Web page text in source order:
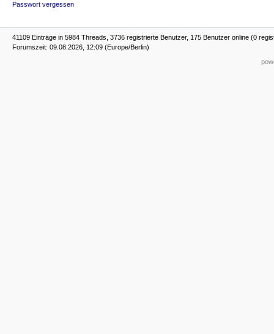
Passwort vergessen
41109 Einträge in 5984 Threads, 3736 registrierte Benutzer, 175 Benutzer online (0
Forumszeit: 09.08.2026, 12:09 (Europe/Berlin)